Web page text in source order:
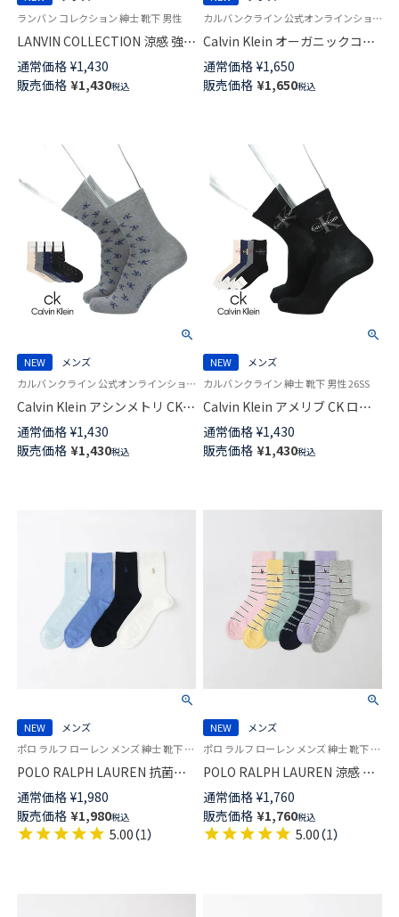
ランバン コレクション 紳士 靴下 男性
LANVIN COLLECTION 涼感 強撚
糸 足底メッシュ 抗菌防臭 チェ
ック ミドル丈 ビジネス ソック
ス メンズ 02402041
通常価格 ¥1,430
販売価格 ¥1,430税込
カルバンクライン 公式オンラインショップ 紳士靴下 男性
Calvin Klein オーガニックコッ
トン混 ミドル丈 切替リブ カジ
ュアル ソックス メンズ 日本製
02542279
通常価格 ¥1,650
販売価格 ¥1,650税込
NEW
メンズ
カルバンクライン 公式オンラインショップ 紳士 靴下 男性
Calvin Klein アシンメトリ CK
ロゴカット ミドル丈 カジュア
ル ソックス メンズ 02542278
通常価格 ¥1,430
販売価格 ¥1,430税込
NEW
メンズ
カルバンクライン 紳士 靴下 男性 26SS
Calvin Klein アメリブ CK ロゴ
カット ミドル丈 カジュアル ソ
ックス メンズ 02542277
通常価格 ¥1,430
販売価格 ¥1,430税込
NEW
メンズ
ポロ ラルフ ローレン メンズ 紳士 靴下 カジュアル 26SS
POLO RALPH LAUREN 抗菌防
臭 メッシュ 20cm ミドル丈 ソ
ックス 日本製【25-27cm】【27-
29cm】02012538
通常価格 ¥1,980
販売価格 ¥1,980税込
5.00（1）
NEW
メンズ
ポロ ラルフ ローレン メンズ 紳士 靴下 カジュアル 26SS
POLO RALPH LAUREN 涼感 ボ
ーダーメッシュ 20cm ミドル丈
ソックス 02012537
通常価格 ¥1,760
販売価格 ¥1,760税込
5.00（1）